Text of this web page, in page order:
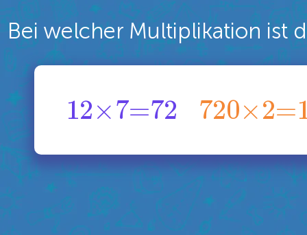
Bei welcher Multiplikation ist
12×7=72 720×2=